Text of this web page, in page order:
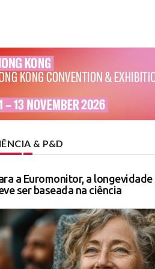
& P&D
a Euromonitor, a longevidade
ser baseada na ciência